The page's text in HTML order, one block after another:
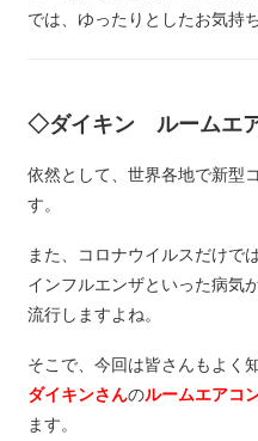
では、ゆったりとしたお気持
◇ダイキン ルームエア
依然として、世界各地で新型
す。
また、コロナウイルスだけで
インフルエンザといった病気
流行しますよね。
そこで、今回は皆さんもよく
ダイキンさんのルームエアコ
ます。